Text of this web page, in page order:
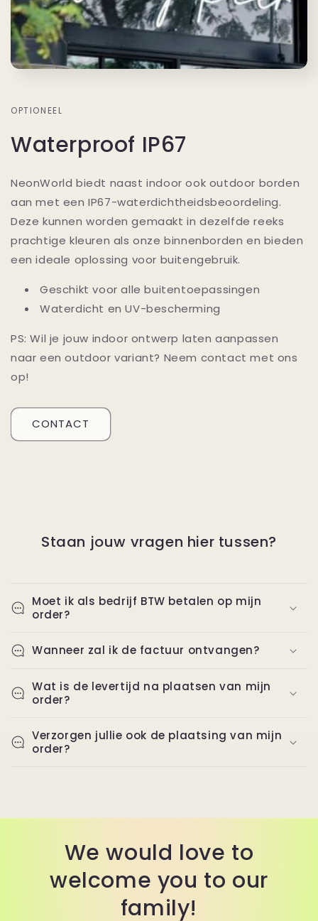
OPTIONEEL
Waterproof IP67
NeonWorld biedt naast indoor ook outdoor borden
aan met een IP67-waterdichtheidsbeoordeling.
Deze kunnen worden gemaakt in dezelfde reeks
prachtige kleuren als onze binnenborden en bieden
een ideale oplossing voor buitengebruik.
Geschikt voor alle buitentoepassingen
Waterdicht en UV-bescherming
PS: Wil je jouw indoor ontwerp laten aanpassen
naar een outdoor variant? Neem contact met ons
op!
CONTACT
Staan jouw vragen hier tussen?
Moet ik als bedrijf BTW betalen op mijn
order?
Wanneer zal ik de factuur ontvangen?
Wat is de levertijd na plaatsen van mijn
order?
Verzorgen jullie ook de plaatsing van mijn
order?
We would love to
welcome you to our
family!